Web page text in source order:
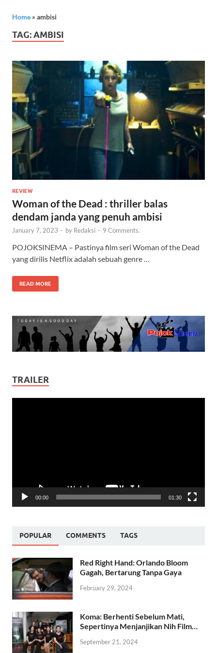
Home » ambisi
TAG:AMBISI
REVIEW
Woman of the Dead : thriller balas
dendam janda yang penuh ambisi
January 7, 2023 - by Redaksi - 9 Comments.
POJOKSINEMA – Pastinya film seri Woman of the Dead
yang dirilis Netflix adalah sebuah genre …
READ MORE
TRAILER
00:00 01:30
POPULAR COMMENTS TAGS
Red Right Hand: Orlando Bloom
Gagah, Bertarung Tanpa Gaya
February 29, 2024
Koma: Berhenti Sebelum Mati,
Sepertinya Menjanjikan Nih Film…
September 21, 2024